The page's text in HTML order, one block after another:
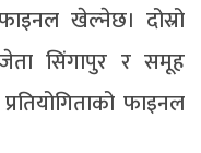
खेल्नेछ। दोस्रो
सिंगापुर र समूह
फाइनल